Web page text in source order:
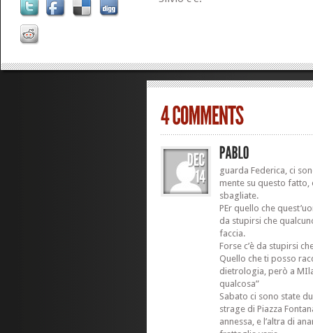
guarda Federica, ci
mente su questo
sbagliate.
PEr quello che
da stupirsi che
faccia.
Forse c’è da stupirsi
Quello che ti posso
dietrologia, però a
qualcosa”
Sabato ci sono state
strage di Piazza
annessa, e l’altra di